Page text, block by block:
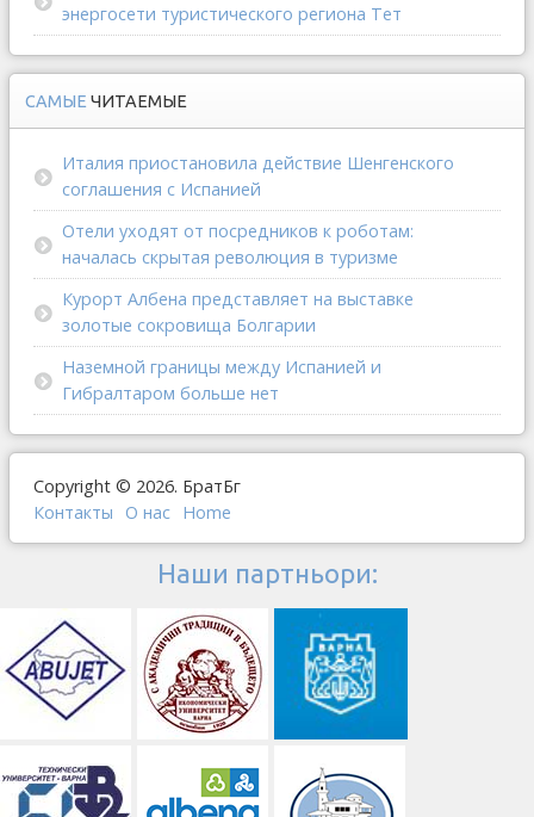
энергосети туристического региона Тет
САМЫЕ ЧИТАЕМЫЕ
Италия приостановила действие Шенгенского
соглашения с Испанией
Отели уходят от посредников к роботам:
началась скрытая революция в туризме
Курорт Албена представляет на выставке
золотые сокровища Болгарии
Наземной границы между Испанией и
Гибралтаром больше нет
Copyright © 2026. БратБг
Контакты
О наc Home
Наши партньори: